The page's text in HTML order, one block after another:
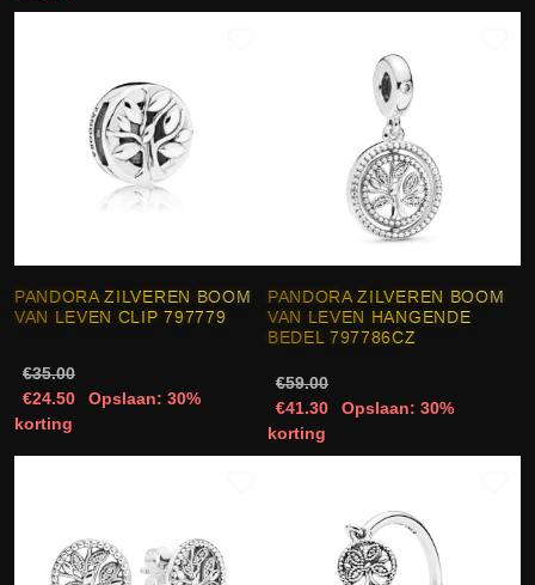
PANDORA ZILVEREN BOOM
VAN LEVEN CLIP 797779
€35.00
€24.50
Opslaan: 30%
korting
PANDORA ZILVEREN BOOM
VAN LEVEN HANGENDE
BEDEL 797786CZ
€59.00
€41.30
Opslaan: 30%
korting